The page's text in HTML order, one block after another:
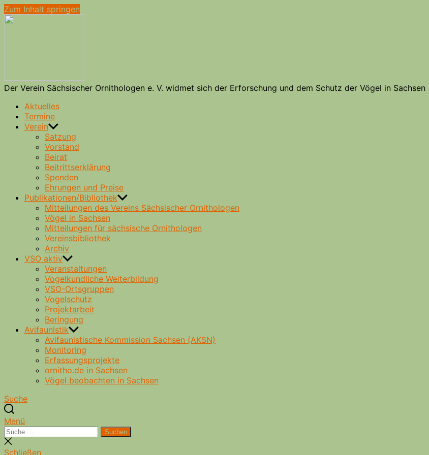
Zum Inhalt springen
Der Verein Sächsischer Ornithologen e. V. widmet sich der Erforschung und dem Schutz der Vögel in Sachsen
Aktuelles
Termine
Verein
Satzung
Vorstand
Beirat
Beitrittserklärung
Spenden
Ehrungen und Preise
Publikationen/Bibliothek
Mitteilungen des Vereins Sächsischer Ornithologen
Vögel in Sachsen
Mitteilungen für sächsische Ornithologen
Vereinsbibliothek
Archiv
VSO aktiv
Veranstaltungen
Vogelkundliche Weiterbildung
VSO-Ortsgruppen
Vogelschutz
Projektarbeit
Beringung
Avifaunistik
Avifaunistische Kommission Sachsen (AKSN)
Monitoring
Erfassungsprojekte
ornitho.de in Sachsen
Vögel beobachten in Sachsen
Suche
Menü
Suche
nach:
Suchen
Suche
schließen
Schließen